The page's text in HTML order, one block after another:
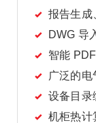
报告生成
DWG 导
智能 PDF
广泛的电
设备目录
机柜热计